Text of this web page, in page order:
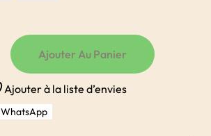
Ajouter Au Panier
Ajouter à la liste d’envies
WhatsApp